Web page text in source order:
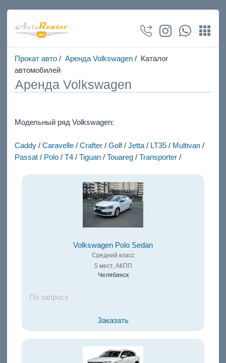
Прокат авто/ Аренда Volkswagen/ Каталог
автомобилей
Аренда Volkswagen
Модельный ряд Volkswagen:
Caddy/ Caravelle / Crafter/ Golf/ Jetta/ LT35/ Multivan/
Passat/ Polo / T4/ Tiguan/ Touareg/ Transporter/
Volkswagen Polo Sedan
Средний класс
5 мест, АКПП
Челябинск
По запросу
Заказать